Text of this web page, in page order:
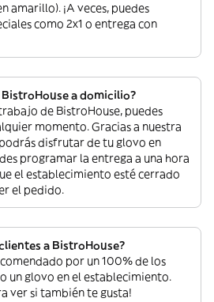
amarillo). ¡A veces, puedes
como 2x1 o entrega con
a domicilio?
de BistroHouse, puedes
momento. Gracias a nuestra
disfrutar de tu glovo en
programar la entrega a una hora
el establecimiento esté cerrado
el pedido.
a BistroHouse?
por un 100% de los
un glovo en el establecimiento.
ver si también te gusta!